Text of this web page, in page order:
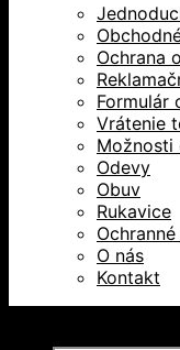
Ochrana
Formulár
Vrátenie
Možnosti
Odevy
Obuv
Rukavice
O nás
Kontakt